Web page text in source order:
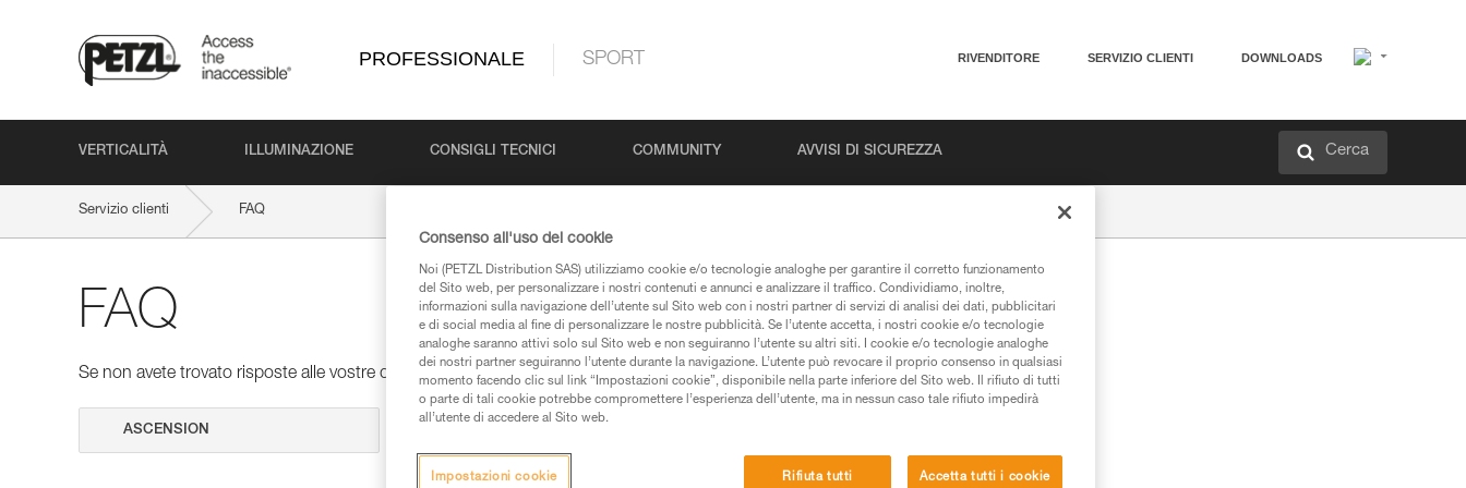
PROFESSIONALE SPORT RIVENDITORE SERVIZIO CLIENTI DOWNLOADS
VERTICALITÀ ILLUMINAZIONE CONSIGLI TECNICI COMMUNITY AVVISI DI SICUREZZA Cerca
Servizio clienti FAQ
FAQ
Se non avete trovato risposte alle vostre domande nelle pagine prodotti e tecniche, le troverete qui.
Consenso all'uso dei cookie
Noi (PETZL Distribution SAS) utilizziamo cookie e/o tecnologie analoghe per garantire il corretto funzionamento
del Sito web, per personalizzare i nostri contenuti e annunci e analizzare il traffico. Condividiamo, inoltre,
informazioni sulla navigazione dell’utente sul Sito web con i nostri partner di servizi di analisi dei dati, pubblicitari
e di social media al fine di personalizzare le nostre pubblicità. Se l’utente accetta, i nostri cookie e/o tecnologie
analoghe saranno attivi solo sul Sito web e non seguiranno l’utente su altri siti. I cookie e/o tecnologie analoghe
dei nostri partner seguiranno l’utente durante la navigazione. L’utente può revocare il proprio consenso in qualsiasi
momento facendo clic sul link “Impostazioni cookie”, disponibile nella parte inferiore del Sito web. Il rifiuto di tutti
o parte di tali cookie potrebbe compromettere l’esperienza dell’utente, ma in nessun caso tale rifiuto impedirà
all’utente di accedere al Sito web.
Rifiuta tutti Accetta tutti i cookie
Impostazioni cookie